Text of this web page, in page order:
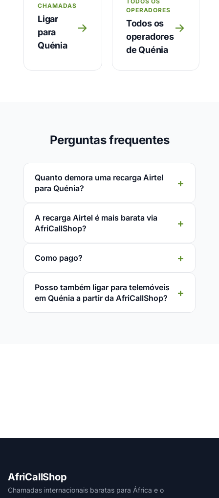
CHAMADAS
Ligar
para
Quénia
→
OPERADORES
Todos os
operadores
de Quénia
→
Perguntas frequentes
Quanto demora uma recarga Airtel
para Quénia?
A recarga Airtel é mais barata via
AfriCallShop?
Como pago?
Posso também ligar para telemóveis
em Quénia a partir da AfriCallShop?
AfriCallShop
Chamadas internacionais baratas para África e o